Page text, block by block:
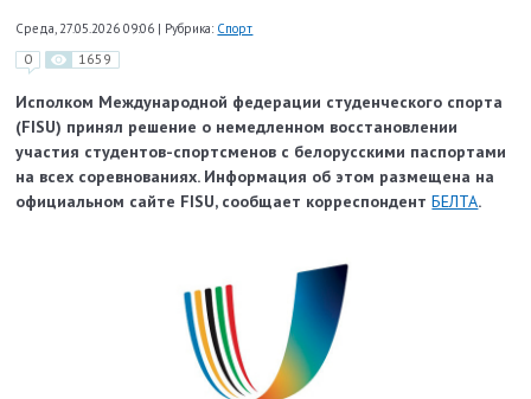
Среда, 27.05.2026 09:06 | Рубрика: Спорт
0 1659
Исполком Международной федерации студенческого спорта
(FISU) принял решение о немедленном восстановлении
участия студентов-спортсменов с белорусскими паспортами
на всех соревнованиях. Информация об этом размещена на
официальном сайте FISU, сообщает корреспондентБЕЛТА.